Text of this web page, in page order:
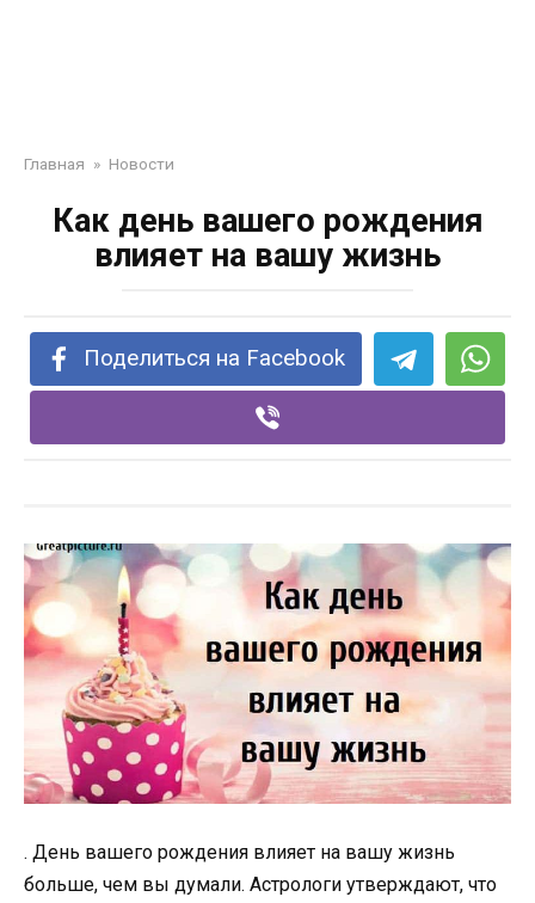
Главная » Новости
Как день вашего рождения
влияет на вашу жизнь
Поделиться на Facebook
. День вашего рождения влияет на вашу жизнь
больше, чем вы думали. Астрологи утверждают, что